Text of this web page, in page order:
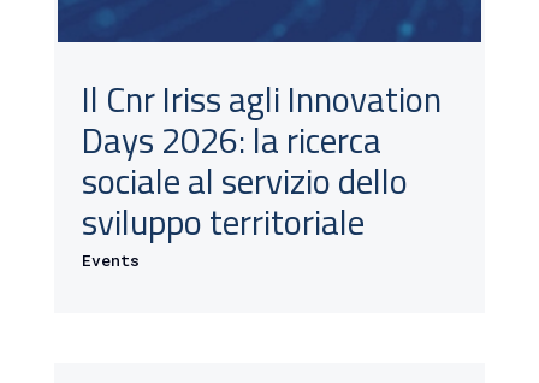
Il Cnr Iriss agli Innovation
Days 2026: la ricerca
sociale al servizio dello
sviluppo territoriale
Events